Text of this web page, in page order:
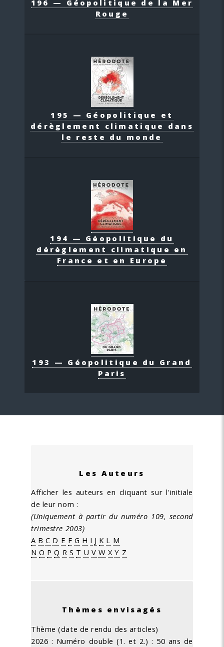
196 — Géopolitique de la Mer
Rouge
195 — Géopolitique et
dérèglement climatique dans
le reste du monde
194 — Géopolitique du
dérèglement climatique en
France et en Europe
193 — Géopolitique du Grand
Paris
Les Auteurs
Afficher les auteurs en cliquant sur l'initiale
de leur nom :
(Uniquement à partir du numéro 109, second
trimestre 2003)
A B C D E F G H I J K L M
N O P Q R S T U V W X Y Z
Thèmes envisagés
Thème (date de rendu des articles)
2026 : Numéro double (1. et 2.) : 50 ans de